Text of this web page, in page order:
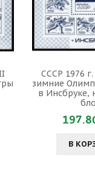
СССР 1976
зимние
в Инсбруке,
В